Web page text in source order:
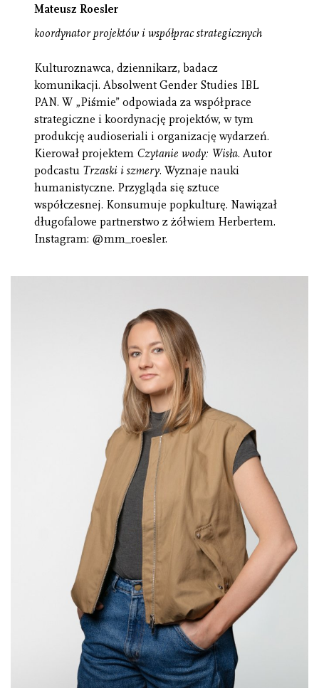
Mateusz Roesler
koordynator projektów i współprac strategicznych
Kulturoznawca, dziennikarz, badacz
komunikacji. Absolwent Gender Studies IBL
PAN. W „Piśmie” odpowiada za współprace
strategiczne i koordynację projektów, w tym
produkcję audioseriali i organizację wydarzeń.
Kierował projektem Czytanie wody: Wisła. Autor
podcastu Trzaski i szmery. Wyznaje nauki
humanistyczne. Przygląda się sztuce
współczesnej. Konsumuje popkulturę. Nawiązał
długofalowe partnerstwo z żółwiem Herbertem.
Instagram: @mm_roesler.